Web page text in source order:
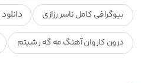
بیوگرافی کامل ناسر رزازی
درون کاروان آهنگ مه گه ر شیتم